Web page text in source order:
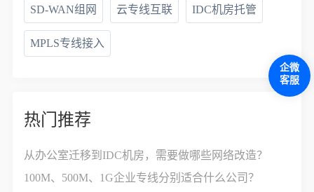
SD-WAN组网 云专线互联 IDC机房托管
MPLS专线接入
热门推荐
从办公室迁移到IDC机房，需要做哪些网络改造？
100M、500M、1G企业专线分别适合什么公司？
企微
客服